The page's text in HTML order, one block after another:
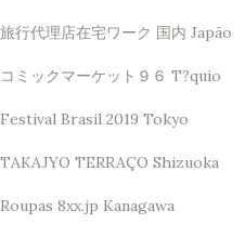
旅行代理店在宅ワーク 国内 Japão
コミックマーケット９６ T?quio
Festival Brasil 2019 Tokyo
TAKAJYO TERRAÇO Shizuoka
Roupas 8xx.jp Kanagawa